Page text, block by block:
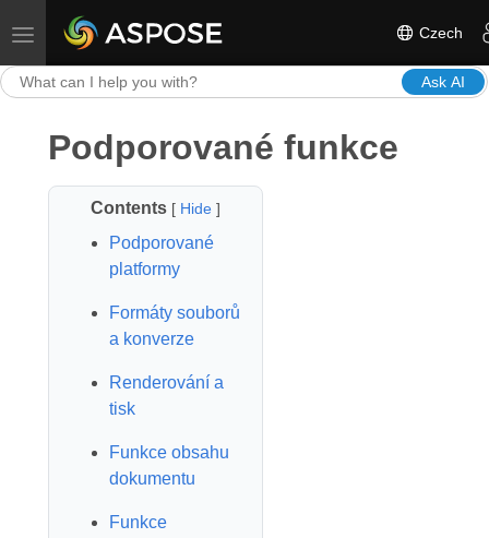
Toggle navigation Czech
Ask AI
Podporované funkce
Contents [ Hide]
Podporované
platformy
Formáty souborů
a konverze
Renderování a
tisk
Funkce obsahu
dokumentu
Funkce